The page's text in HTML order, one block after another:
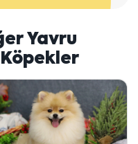
Yavru